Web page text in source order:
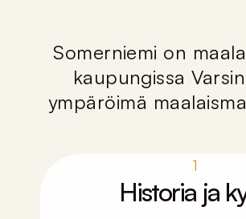
Somerniemi on
kaupungissa
ympäröimä
1
Historia ja